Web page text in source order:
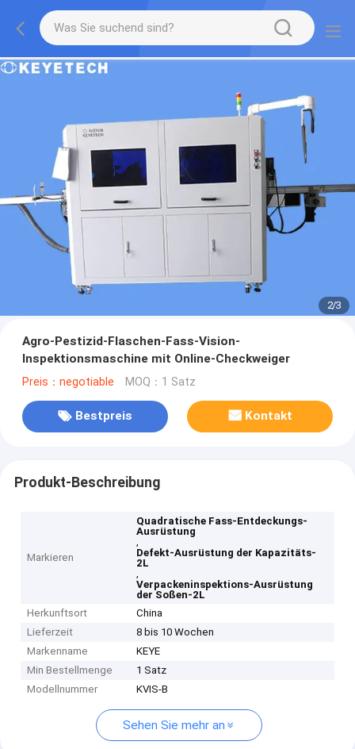
2/3
Agro-Pestizid-Flaschen-Fass-Vision-
Inspektionsmaschine mit Online-Checkweiger
Preis：negotiable MOQ：1 Satz
Bestpreis Kontakt
Produkt-Beschreibung
Markieren
Quadratische Fass-Entdeckungs-
Ausrüstung
,
Defekt-Ausrüstung der Kapazitäts-
2L
,
Verpackeninspektions-Ausrüstung
der Soßen-2L
Herkunftsort
China
Lieferzeit
8 bis 10 Wochen
Markenname
KEYE
Min Bestellmenge
1 Satz
Modellnummer
KVIS-B
Sehen Sie mehr an